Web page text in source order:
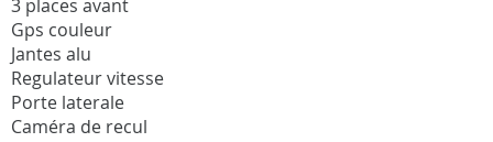
3 places avant
Gps couleur
Jantes alu
Regulateur vitesse
Porte laterale
Caméra de recul